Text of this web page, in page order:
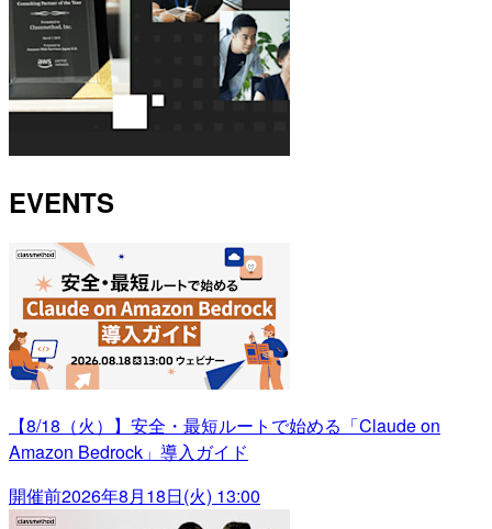
EVENTS
【8/18（火）】安全・最短ルートで始める「Claude on
Amazon Bedrock」導入ガイド
開催前2026年8月18日(火) 13:00